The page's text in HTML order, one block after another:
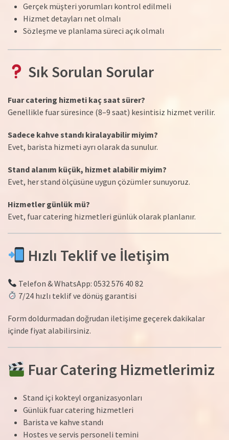
Gerçek müşteri yorumları kontrol edilmeli
Hizmet detayları net olmalı
Sözleşme ve planlama süreci açık olmalı
Sık Sorulan Sorular
Fuar catering hizmeti kaç saat sürer?
Genellikle fuar süresince (8–9 saat) kesintisiz hizmet verilir.
Sadece kahve standı kiralayabilir miyim?
Evet, barista hizmeti ayrı olarak da sunulur.
Stand alanım küçük, hizmet alabilir miyim?
Evet, her stand ölçüsüne uygun çözümler sunuyoruz.
Hizmetler günlük mü?
Evet, fuar catering hizmetleri günlük olarak planlanır.
Hızlı Teklif ve İletişim
Telefon & WhatsApp: 0532 576 40 82
7/24 hızlı teklif ve dönüş garantisi
Form doldurmadan doğrudan iletişime geçerek dakikalar
içinde fiyat alabilirsiniz.
Fuar Catering Hizmetlerimiz
Stand içi kokteyl organizasyonları
Günlük fuar catering hizmetleri
Barista ve kahve standı
Hostes ve servis personeli temini